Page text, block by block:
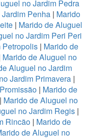
no Jardim Pedra
Penha| Marido
| Marido de Aluguel
no Jardim Peri Peri
Petropolis| Marido de
Marido de Aluguel no
Aluguel no Jardim
Jardim Primavera|
| Marido de
| Marido de Aluguel no
no Jardim Regis |
Rincão | Marido de
de Aluguel no